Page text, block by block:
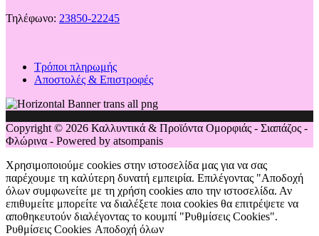
Τηλέφωνο: 23850-22245
Τρόποι πληρωμής
Αποστολές & Επιστροφές
Copyright © 2026 Καλλυντικά & Προϊόντα Ομορφιάς - Σιαπάζος -
Φλώρινα - Powered by atsompanis
Χρησιμοποιούμε cookies στην ιστοσελίδα μας για να σας
παρέχουμε τη καλύτερη δυνατή εμπειρία. Επιλέγοντας "Αποδοχή
όλων συμφωνείτε με τη χρήση cookies απο την ιστοσελίδα. Αν
επιθυμείτε μπορείτε να διαλέξετε ποια cookies θα επιτρέψετε να
αποθηκευτούν διαλέγοντας το κουμπί "Ρυθμίσεις Cookies".
Ρυθμίσεις Cookies Αποδοχή όλων